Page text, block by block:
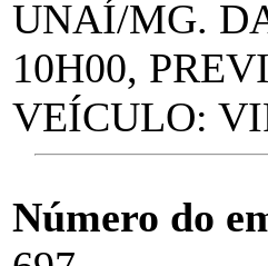
UNAÍ/MG.
10H00,
VEÍCULO:
Número do